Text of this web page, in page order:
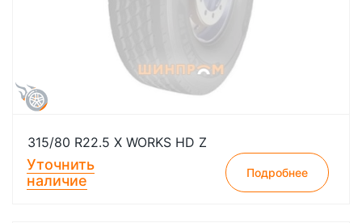
315/80 R22.5 X WORKS HD Z
Уточнить
наличие
Подробнее